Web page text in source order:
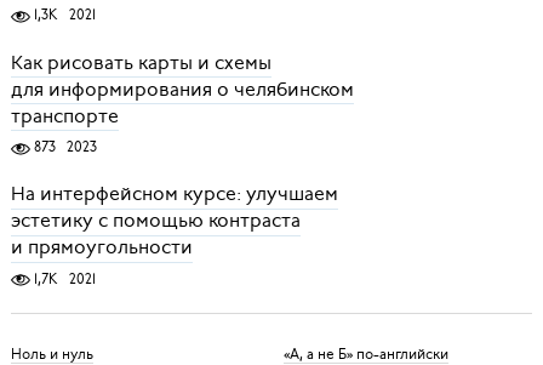
1,3K 2021
Как рисовать карты и схемы
для информирования о челябинском
транспорте
873 2023
На интерфейсном курсе: улучшаем
эстетику с помощью контраста
и прямоугольности
1,7K 2021
Ноль и нуль «А, а не Б» по-английски